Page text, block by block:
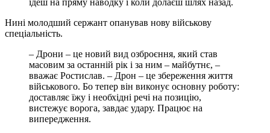
Нині молодший сержант опанував нову військову
спеціальність.
– Дрони – це новий вид озброєння, який став
масовим за останній рік і за ним – майбутнє, –
вважає Ростислав. – Дрон – це збереження життя
військового. Бо тепер він виконує основну роботу:
доставляє їжу і необхідні речі на позицію,
вистежує ворога, завдає удару. Працює на
випередження.